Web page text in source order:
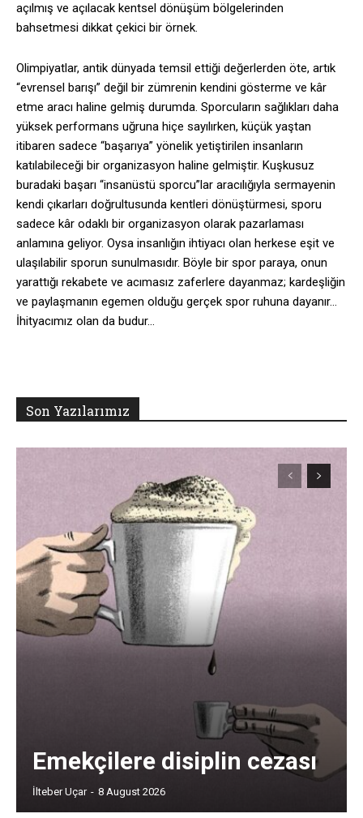
açılmış ve açılacak kentsel dönüşüm bölgelerinden
bahsetmesi dikkat çekici bir örnek.
Olimpiyatlar, antik dünyada temsil ettiği değerlerden öte, artık
“evrensel barışı” değil bir zümrenin kendini gösterme ve kâr
etme aracı haline gelmiş durumda. Sporcuların sağlıkları daha
yüksek performans uğruna hiçe sayılırken, küçük yaştan
itibaren sadece “başarıya” yönelik yetiştirilen insanların
katılabileceği bir organizasyon haline gelmiştir. Kuşkusuz
buradaki başarı “insanüstü sporcu”lar aracılığıyla sermayenin
kendi çıkarları doğrultusunda kentleri dönüştürmesi, sporu
sadece kâr odaklı bir organizasyon olarak pazarlaması
anlamına geliyor. Oysa insanlığın ihtiyacı olan herkese eşit ve
ulaşılabilir sporun sunulmasıdır. Böyle bir spor paraya, onun
yarattığı rekabete ve acımasız zaferlere dayanmaz; kardeşliğin
ve paylaşmanın egemen olduğu gerçek spor ruhuna dayanır…
İhityacımız olan da budur…
Son Yazılarımız
Emekçilere disiplin cezası
İlteber Uçar - 8 August 2026